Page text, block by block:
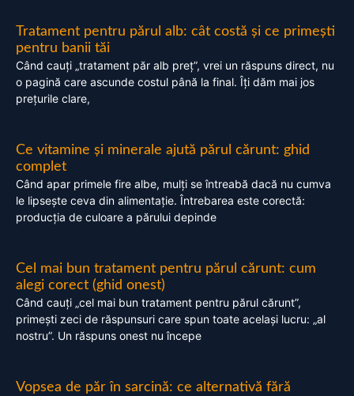
Tratament pentru părul alb: cât costă și ce primești
pentru banii tăi
Când cauți „tratament păr alb preț”, vrei un răspuns direct, nu
o pagină care ascunde costul până la final. Îți dăm mai jos
prețurile clare,
Ce vitamine și minerale ajută părul cărunt: ghid
complet
Când apar primele fire albe, mulți se întreabă dacă nu cumva
le lipsește ceva din alimentație. Întrebarea este corectă:
producția de culoare a părului depinde
Cel mai bun tratament pentru părul cărunt: cum
alegi corect (ghid onest)
Când cauți „cel mai bun tratament pentru părul cărunt”,
primești zeci de răspunsuri care spun toate același lucru: „al
nostru”. Un răspuns onest nu începe
Vopsea de păr în sarcină: ce alternativă fără